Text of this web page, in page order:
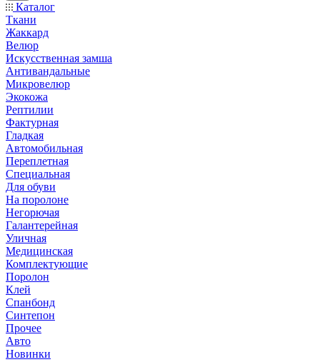
Каталог
Ткани
Жаккард
Велюр
Искусственная замша
Антивандальные
Микровелюр
Экокожа
Рептилии
Фактурная
Гладкая
Автомобильная
Переплетная
Специальная
Для обуви
На поролоне
Негорючая
Галантерейная
Уличная
Медицинская
Комплектующие
Поролон
Клей
Спанбонд
Синтепон
Прочее
Авто
Новинки